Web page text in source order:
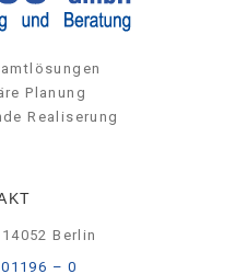
Planung
Realiserung
Berlin
– 0